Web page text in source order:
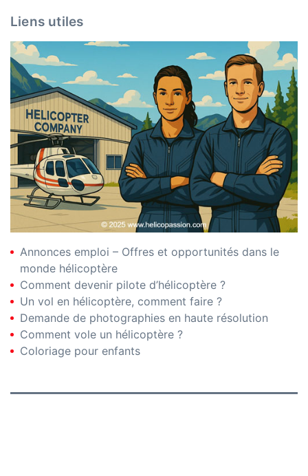
Liens utiles
Annonces emploi – Offres et opportunités dans le
monde hélicoptère
Comment devenir pilote d’hélicoptère ?
Un vol en hélicoptère, comment faire ?
Demande de photographies en haute résolution
Comment vole un hélicoptère ?
Coloriage pour enfants